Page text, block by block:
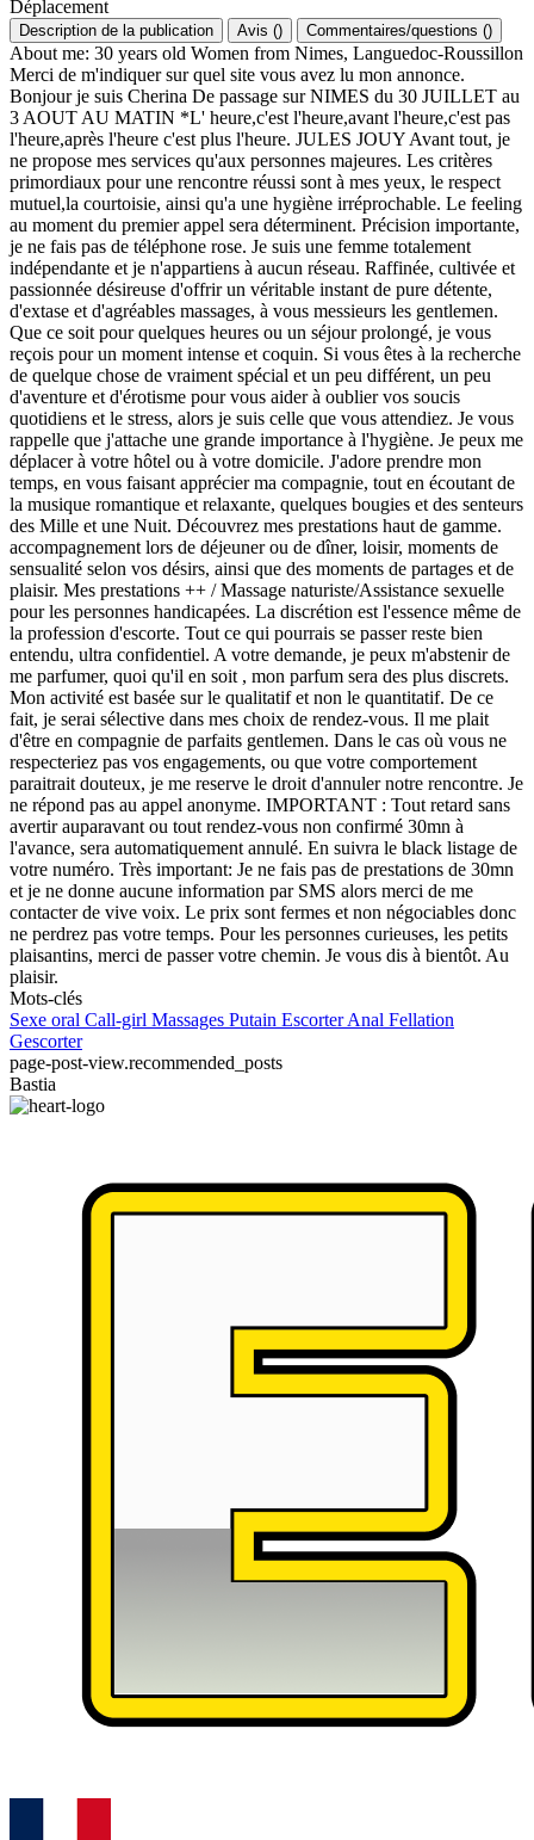
Déplacement
Description de la publication Avis () Commentaires/questions ()
About me: 30 years old Women from Nimes, Languedoc-Roussillon
Merci de m'indiquer sur quel site vous avez lu mon annonce.
Bonjour je suis Cherina De passage sur NIMES du 30 JUILLET au
3 AOUT AU MATIN *L' heure,c'est l'heure,avant l'heure,c'est pas
l'heure,après l'heure c'est plus l'heure. JULES JOUY Avant tout, je
ne propose mes services qu'aux personnes majeures. Les critères
primordiaux pour une rencontre réussi sont à mes yeux, le respect
mutuel,la courtoisie, ainsi qu'a une hygiène irréprochable. Le feeling
au moment du premier appel sera déterminent. Précision importante,
je ne fais pas de téléphone rose. Je suis une femme totalement
indépendante et je n'appartiens à aucun réseau. Raffinée, cultivée et
passionnée désireuse d'offrir un véritable instant de pure détente,
d'extase et d'agréables massages, à vous messieurs les gentlemen.
Que ce soit pour quelques heures ou un séjour prolongé, je vous
reçois pour un moment intense et coquin. Si vous êtes à la recherche
de quelque chose de vraiment spécial et un peu différent, un peu
d'aventure et d'érotisme pour vous aider à oublier vos soucis
quotidiens et le stress, alors je suis celle que vous attendiez. Je vous
rappelle que j'attache une grande importance à l'hygiène. Je peux me
déplacer à votre hôtel ou à votre domicile. J'adore prendre mon
temps, en vous faisant apprécier ma compagnie, tout en écoutant de
la musique romantique et relaxante, quelques bougies et des senteurs
des Mille et une Nuit. Découvrez mes prestations haut de gamme.
accompagnement lors de déjeuner ou de dîner, loisir, moments de
sensualité selon vos désirs, ainsi que des moments de partages et de
plaisir. Mes prestations ++ / Massage naturiste/Assistance sexuelle
pour les personnes handicapées. La discrétion est l'essence même de
la profession d'escorte. Tout ce qui pourrais se passer reste bien
entendu, ultra confidentiel. A votre demande, je peux m'abstenir de
me parfumer, quoi qu'il en soit , mon parfum sera des plus discrets.
Mon activité est basée sur le qualitatif et non le quantitatif. De ce
fait, je serai sélective dans mes choix de rendez-vous. Il me plait
d'être en compagnie de parfaits gentlemen. Dans le cas où vous ne
respecteriez pas vos engagements, ou que votre comportement
paraitrait douteux, je me reserve le droit d'annuler notre rencontre. Je
ne répond pas au appel anonyme. IMPORTANT : Tout retard sans
avertir auparavant ou tout rendez-vous non confirmé 30mn à
l'avance, sera automatiquement annulé. En suivra le black listage de
votre numéro. Très important: Je ne fais pas de prestations de 30mn
et je ne donne aucune information par SMS alors merci de me
contacter de vive voix. Le prix sont fermes et non négociables donc
ne perdrez pas votre temps. Pour les personnes curieuses, les petits
plaisantins, merci de passer votre chemin. Je vous dis à bientôt. Au
plaisir.
Mots-clés
Sexe oral Call-girl Massages Putain EscorterAnal Fellation
Gescorter
page-post-view.recommended_posts
Bastia